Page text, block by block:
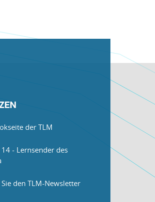
der TLM
14 - Lernsender des
den TLM-Newsletter